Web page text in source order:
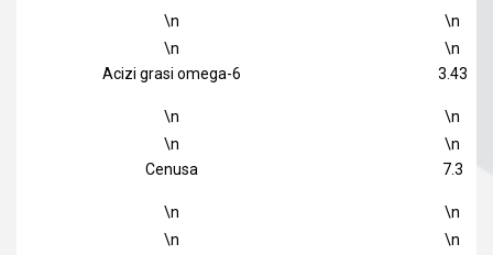
\n
\n
\n
Acizi grasi omega-6
\n
\n
3.43
\n
\n
Cenusa
\n
\n
7.3
\n
\n
\n